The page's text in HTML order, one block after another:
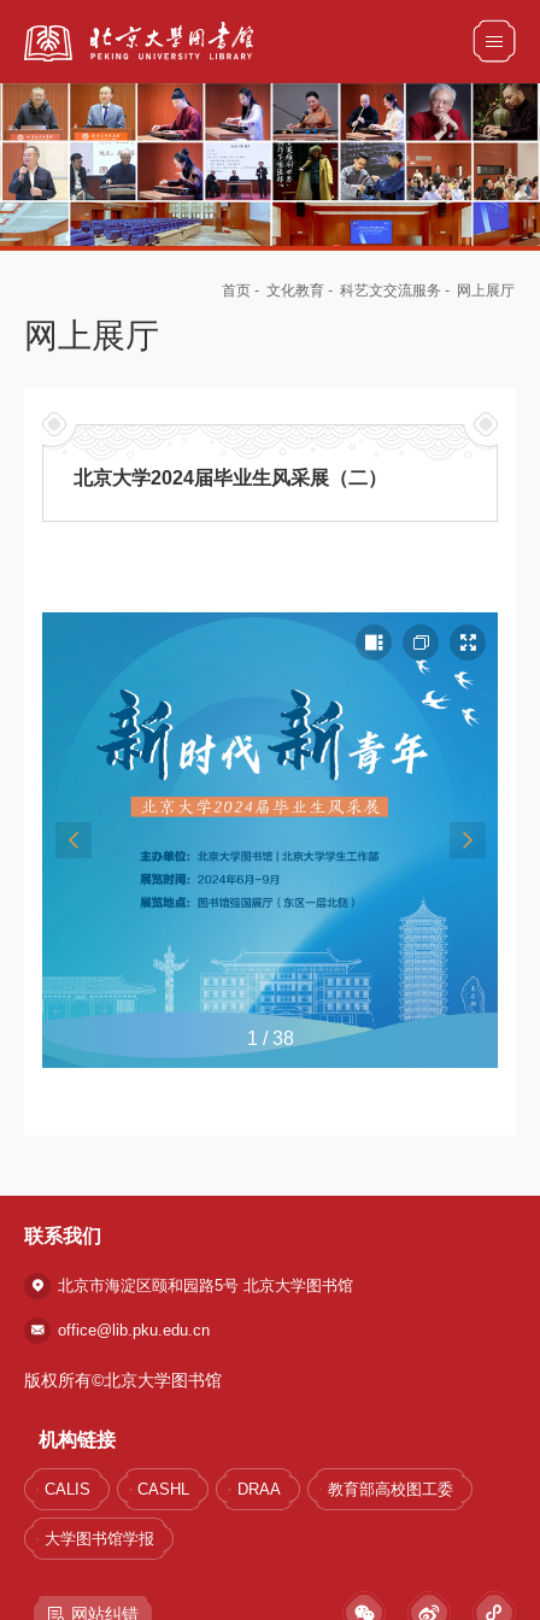
全部资源
首页 - 文化教育 - 科艺文交流服务 - 网上展厅
网上展厅
北京大学2024届毕业生风采展（二）
1 / 38
1 / 38
联系我们
北京市海淀区颐和园路5号 北京大学图书馆
office@lib.pku.edu.cn
版权所有©北京大学图书馆
机构链接
CALIS CASHL DRAA 教育部高校图工委
大学图书馆学报
网站纠错